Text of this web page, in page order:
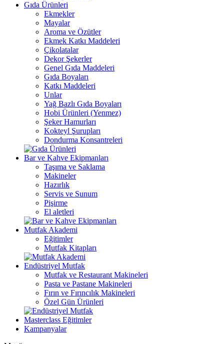
Gıda Ürünleri
Ekmekler
Mayalar
Aroma ve Özütler
Ekmek Katkı Maddeleri
Çikolatalar
Dekor Şekerler
Genel Gıda Maddeleri
Gıda Boyaları
Katkı Maddeleri
Unlar
Yağ Bazlı Gıda Boyaları
Hobi Ürünleri (Yenmez)
Şeker Hamurları
Kokteyl Şurupları
Dondurma Konsantreleri
Bar ve Kahve Ekipmanları
Taşıma ve Saklama
Makineler
Hazırlık
Servis ve Sunum
Pişirme
El aletleri
Mutfak Akademi
Eğitimler
Mutfak Kitapları
Endüstriyel Mutfak
Mutfak ve Restaurant Makineleri
Pasta ve Pastane Makineleri
Fırın ve Fırıncılık Makineleri
Özel Gün Ürünleri
Masterclass Eğitimler
Kampanyalar